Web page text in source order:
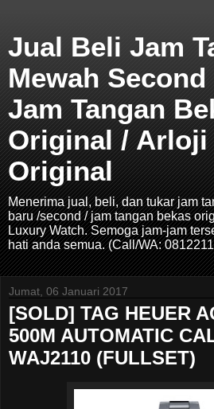
Jual Beli Jam
Mewah
Jam Tangan
Original / Arloji
Original
Menerima jual, beli, dan tukar jam
baru /second / jam tangan bekas
Luxury Watch. Semoga jam-jam
hati anda semua. (Call/WA:
Jumat, 06 Januari 2017
[SOLD] TAG HEUER
500M AUTOMATIC
WAJ2110 (FULLSET)